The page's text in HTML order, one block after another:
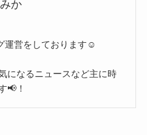
みか
運営をしております☺︎
になるニュースなど主に時
📢！